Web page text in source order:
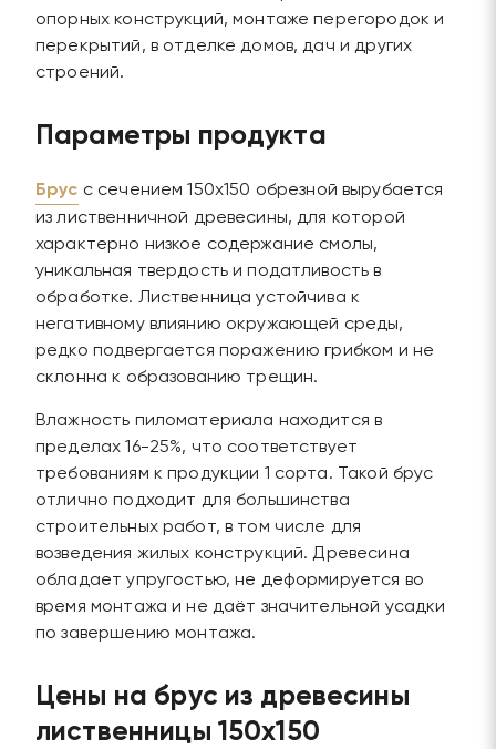
опорных конструкций, монтаже перегородок и
перекрытий, в отделке домов, дач и других
строений.
Параметры продукта
Брус с сечением 150х150 обрезной вырубается
из лиственничной древесины, для которой
характерно низкое содержание смолы,
уникальная твердость и податливость в
обработке. Лиственница устойчива к
негативному влиянию окружающей среды,
редко подвергается поражению грибком и не
склонна к образованию трещин.
Влажность пиломатериала находится в
пределах 16-25%, что соответствует
требованиям к продукции 1 сорта. Такой брус
отлично подходит для большинства
строительных работ, в том числе для
возведения жилых конструкций. Древесина
обладает упругостью, не деформируется во
время монтажа и не даёт значительной усадки
по завершению монтажа.
Цены на брус из древесины
лиственницы 150х150